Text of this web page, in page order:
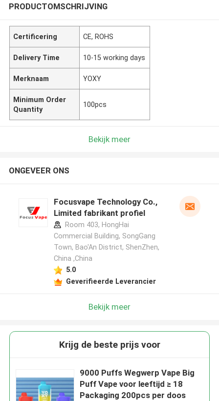
PRODUCTOMSCHRIJVING
Certificering CE, ROHS
Delivery Time 10-15 working days
Merknaam YOXY
Minimum Order
Quantity
100pcs
Bekijk meer
ONGEVEER ONS
Focusvape Technology Co.,
Limited fabrikant profiel
Room 403, HongHai
Commercial Building, SongGang
Town, Bao'An District, ShenZhen,
China ,China
5.0
Geverifieerde Leverancier
Bekijk meer
Krijg de beste prijs voor
9000 Puffs Wegwerp Vape Big
Puff Vape voor leeftijd ≥ 18
Packaging 200pcs per doos